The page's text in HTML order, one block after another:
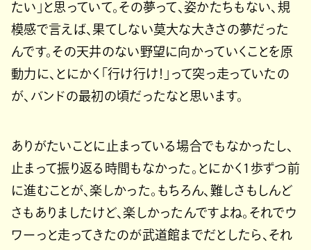
たい」と思っていて。その夢って、姿かたちもない、規
模感で言えば、果てしない莫大な大きさの夢だった
んです。その天井のない野望に向かっていくことを原
動力に、とにかく「行け行け！」って突っ走っていたの
が、バンドの最初の頃だったなと思います。
ありがたいことに止まっている場合でもなかったし、
止まって振り返る時間もなかった。とにかく1歩ずつ前
に進むことが、楽しかった。もちろん、難しさもしんど
さもありましたけど、楽しかったんですよね。それでウ
ワーっと走ってきたのが武道館までだとしたら、それ